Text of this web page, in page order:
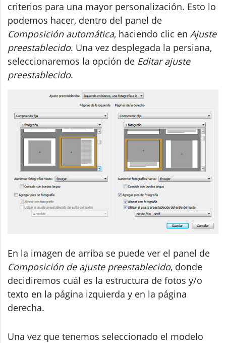
criterios para una mayor personalización. Esto lo
podemos hacer, dentro del panel de
Composición automática, haciendo clic en Ajuste
preestablecido. Una vez desplegada la persiana,
seleccionaremos la opción de Editar ajuste
preestablecido.
En la imagen de arriba se puede ver el panel de
Composición de ajuste preestablecido, donde
decidiremos cuál es la estructura de fotos y/o
texto en la página izquierda y en la página
derecha.
Una vez que tenemos seleccionado el modelo